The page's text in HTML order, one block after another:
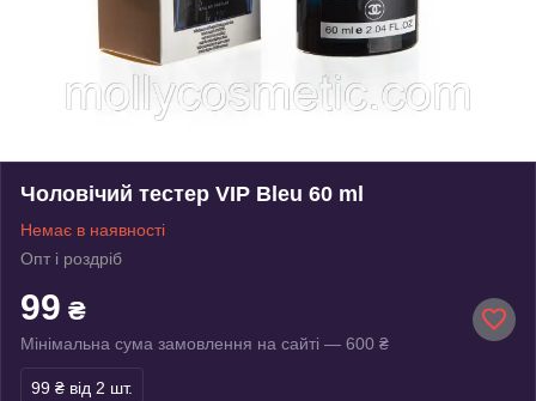
Чоловічий тестер VIP Bleu 60 ml
Немає в наявності
Опт і роздріб
99 ₴
Мінімальна сума замовлення на сайті — 600 ₴
99 ₴ від 2 шт.